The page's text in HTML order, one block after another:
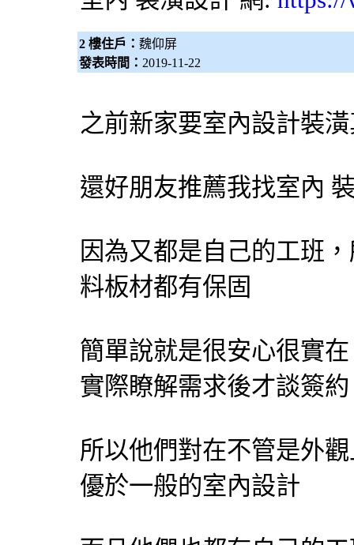
2 樓住戶： 魏仰屏
發表時間： 2019-11-22
之前新家要室內設計裝
還好朋友推薦我找室內
因為又都是自己的工班
料板材都有保固
簡單說就是很安心很實
實際瞭解需求後才談簽
所以他們對在不管是外
優於一般的室內設計